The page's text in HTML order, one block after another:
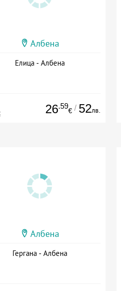
Албена
Елица - Албена
26.59
€ / 52лв.
Албена
Гергана - Албена